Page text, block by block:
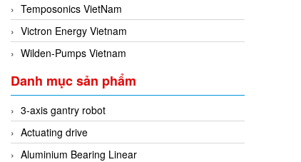
Temposonics VietNam
Victron Energy Vietnam
Wilden-Pumps Vietnam
Danh mục sản phẩm
3-axis gantry robot
Actuating drive
Aluminium Bearing Linear